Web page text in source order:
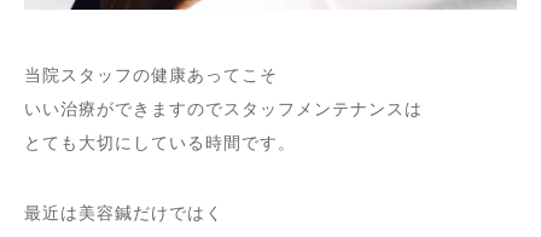
当院スタッフの健康あってこそ
いい治療ができますのでスタッフメンテナンスは
とても大切にしている時間です。
最近は美容鍼だけではく